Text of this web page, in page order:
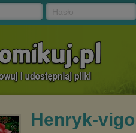
Henryk-vigo